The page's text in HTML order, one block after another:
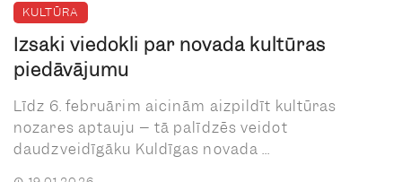
KULTŪRA
Izsaki viedokli par novada kultūras
piedāvājumu
Līdz 6. februārim aicinām aizpildīt kultūras
nozares aptauju – tā palīdzēs veidot
daudzveidīgāku Kuldīgas novada ...